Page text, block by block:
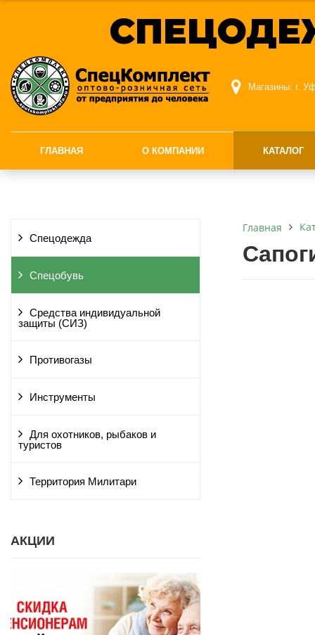
Магазины: г.
ГЛАВНАЯ О КОМПАНИИ КАТАЛОГ
Спецодежда
Спецобувь
Средства индивидуальной
защиты (СИЗ)
Противогазы
Инструменты
Для охотников, рыбаков и
туристов
Территория Милитари
АКЦИИ
Главная